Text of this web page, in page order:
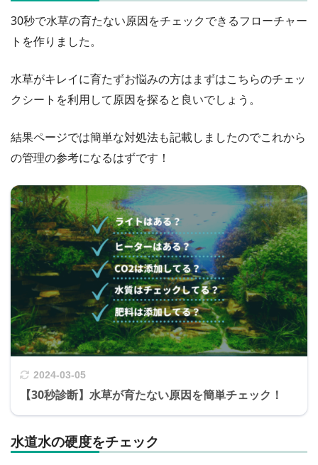
30秒で水草の育たない原因をチェックできるフローチャー
トを作りました。
水草がキレイに育たずお悩みの方はまずはこちらのチェッ
クシートを利用して原因を探ると良いでしょう。
結果ページでは簡単な対処法も記載しましたのでこれから
の管理の参考になるはずです！
2024-03-05
【30秒診断】水草が育たない原因を簡単チェック！
水道水の硬度をチェック